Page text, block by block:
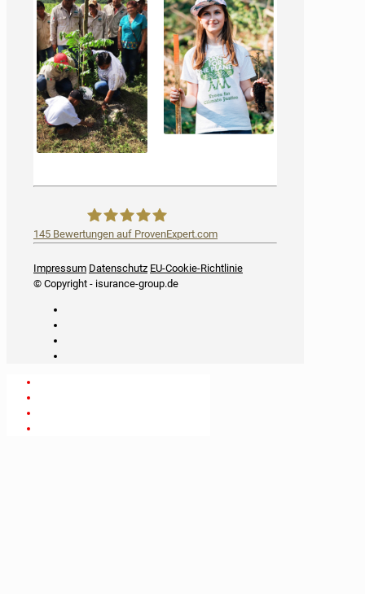
iSurance
145 Bewertungen auf ProvenExpert.com
Impressum Datenschutz EU-Cookie-Richtlinie
© Copyright - isurance-group.de